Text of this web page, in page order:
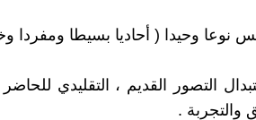
نوعا وحيدا ( أحاديا بسيطا ومفردا
التصور القديم ، التقليدي
والتجربة .